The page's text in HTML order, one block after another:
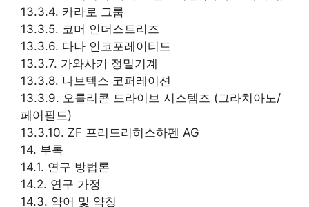
13.3.4. 카라로 그룹
13.3.5. 코머 인더스트리즈
13.3.6. 다나 인코포레이티드
13.3.7. 가와사키 정밀기계
13.3.8. 나브텍스 코퍼레이션
13.3.9. 오를리콘 드라이브 시스템즈 (그라치아노/
페어필드)
13.3.10. ZF 프리드리히스하펜 AG
14. 부록
14.1. 연구 방법론
14.2. 연구 가정
14.3. 약어 및 약칭